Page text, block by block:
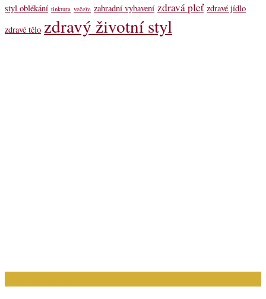
styl oblékání tinktura večeře zahradní vybavení zdravá pleť zdravé jídlo
zdravé tělo zdravý životní styl